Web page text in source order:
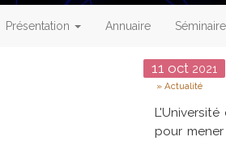
Présentation Annuaire
Date
11 oct 2021
Type
Actualité
pour